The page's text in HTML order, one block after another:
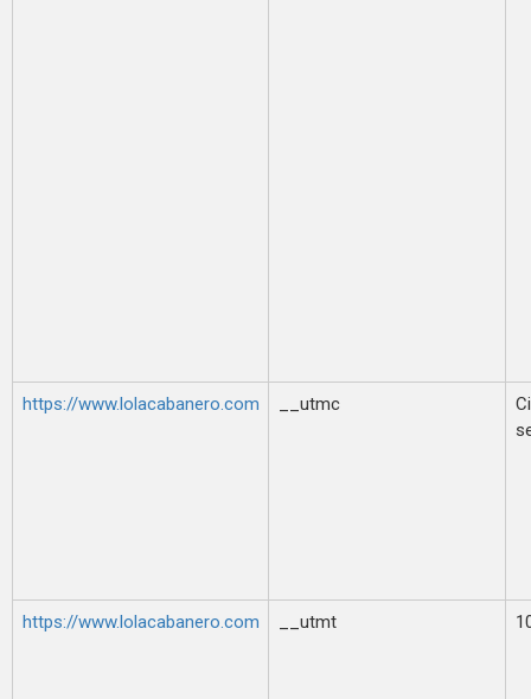
https://www.lolacabanero.com __utmc
https://www.lolacabanero.com __utmt